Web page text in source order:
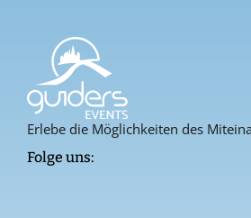
Erlebe die Möglichkeiten des
Folge uns: